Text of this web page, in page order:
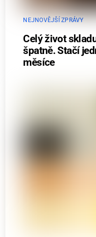
NEJNOVĚJŠÍ ZPRÁVY
Celý život
špatně. Stačí
měsíce